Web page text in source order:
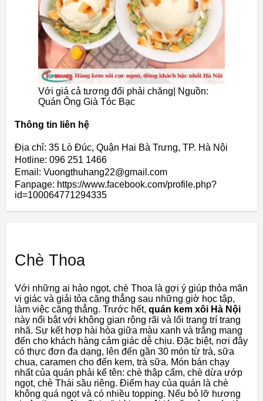
Với giá cả tương đối phải chăng| Nguồn:
Quán Ông Già Tóc Bạc
Thông tin liên hệ
Địa chỉ: 35 Lò Đúc, Quận Hai Bà Trưng, TP. Hà Nội
Hotline: 096 251 1466
Email: Vuongthuhang22@gmail.com
Fanpage: https://www.facebook.com/profile.php?
id=100064771294335
Chè Thoa
Với những ai hảo ngọt, chè Thoa là gợi ý giúp thỏa mãn
vị giác và giải tỏa căng thẳng sau những giờ học tập,
làm việc căng thẳng. Trước hết, quán kem xôi Hà Nội
này nổi bật với không gian rộng rãi và lối trang trí trang
nhã. Sự kết hợp hài hòa giữa màu xanh và trắng mang
đến cho khách hàng cảm giác dễ chịu. Đặc biệt, nơi đây
có thực đơn đa dạng, lên đến gần 30 món từ trà, sữa
chua, caramen cho đến kem, trà sữa. Món bán chạy
nhất của quán phải kể tên: chè thập cẩm, chè dừa ướp
ngọt, chè Thái sầu riêng. Điểm hay của quán là chè
không quá ngọt và có nhiều topping. Nếu bỏ lỡ hương